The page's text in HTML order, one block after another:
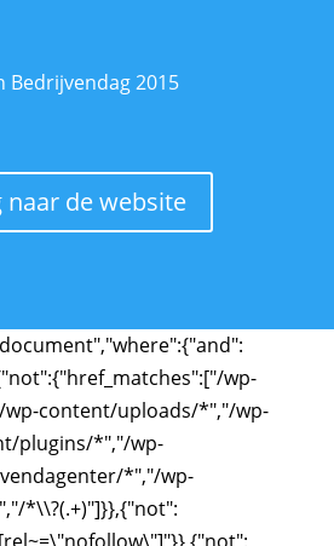
Bedrijvendag 2015
naar de website
wp-
content/uploads/*","/wp-
plugins/*","/wp-
*","/wp-
*\\?(.+)"]}},{"not":